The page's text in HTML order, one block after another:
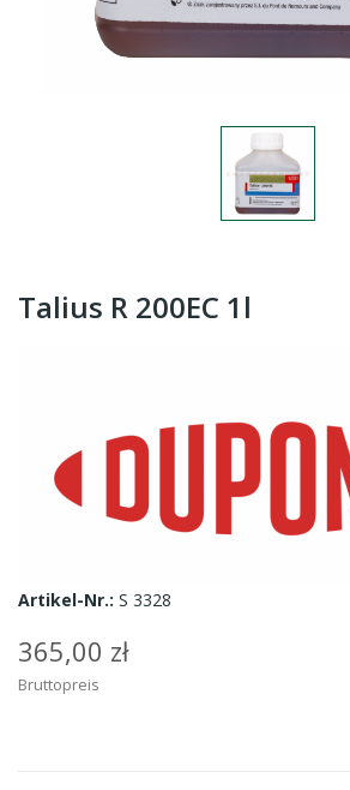
Talius R 200EC 1l
Artikel-Nr.: S 3328
365,00 zł
Bruttopreis